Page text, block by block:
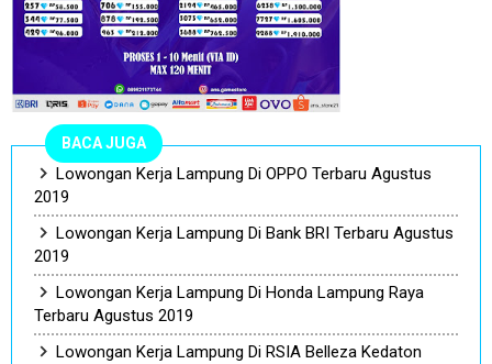
BACA JUGA
Lowongan Kerja Lampung Di OPPO Terbaru Agustus
2019
Lowongan Kerja Lampung Di Bank BRI Terbaru Agustus
2019
Lowongan Kerja Lampung Di Honda Lampung Raya
Terbaru Agustus 2019
Lowongan Kerja Lampung Di RSIA Belleza Kedaton